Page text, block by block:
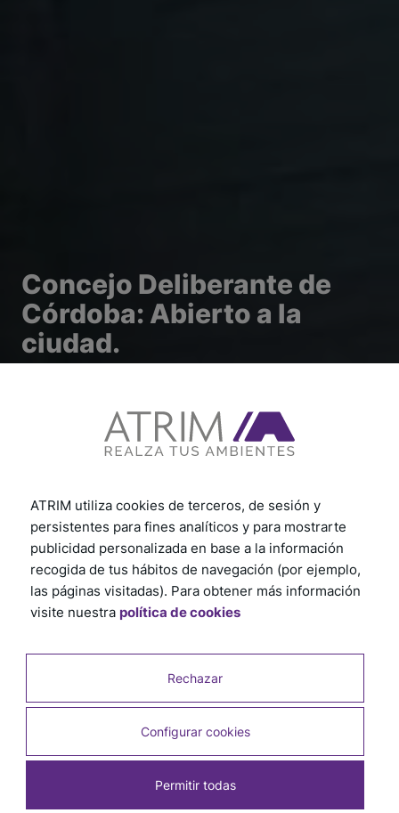
Concejo Deliberante de
Córdoba: Abierto a la
ciudad.
ATRIM utiliza cookies de terceros, de sesión y
persistentes para fines analíticos y para mostrarte
publicidad personalizada en base a la información
recogida de tus hábitos de navegación (por ejemplo,
las páginas visitadas). Para obtener más información
visite nuestra política de cookies
Rechazar
Configurar cookies
Permitir todas